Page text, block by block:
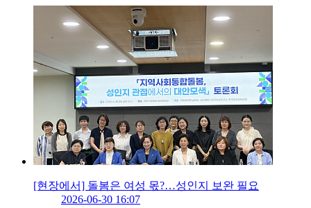
[현장에서] 돌봄은 여성 몫?…성인지 보완 필요
2026-06-30 16:07